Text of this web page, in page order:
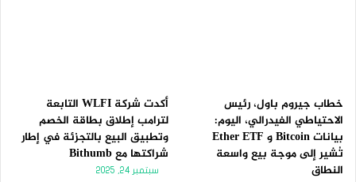
خطاب جيروم باول، رئيس
الاحتياطي الفيدرالي، اليوم:
بيانات Bitcoin و Ether ETF
تُشير إلى موجة بيع واسعة
النطاق
أكدت شركة WLFI التابعة
لترامب إطلاق بطاقة الخصم
وتطبيق البيع بالتجزئة في إطار
شراكتها مع Bithumb
سبتمبر 24, 2025